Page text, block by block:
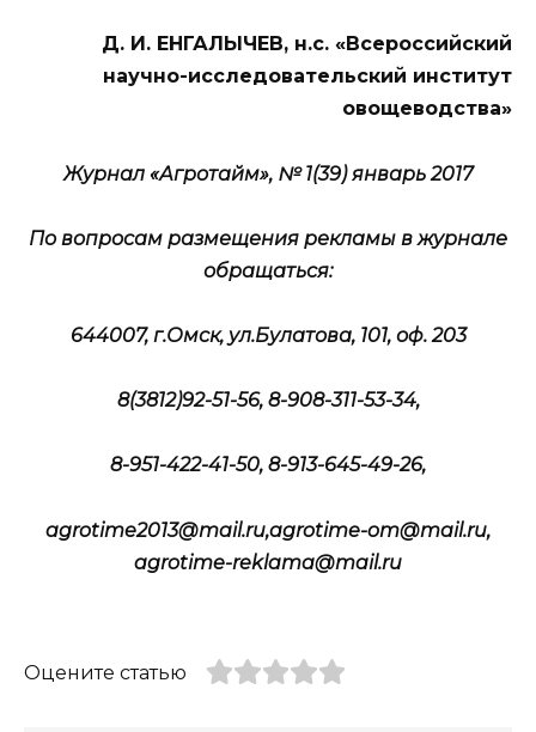
Д. И. ЕНГАЛЫЧЕВ, н.с. «Всероссийский
научно-исследовательский институт
овощеводства»
Журнал «Агротайм», № 1(39)январь 2017
По вопросам размещения рекламы в журнале
обращаться:
644007, г.Омск, ул.Булатова, 101, оф. 203
8(3812)92-51-56, 8-908-311-53-34,
8-951-422-41-50, 8-913-645-49-26,
agrotime2013@mail.ru,agrotime-om@mail.ru,
agrotime-reklama@mail.ru
Оцените статью